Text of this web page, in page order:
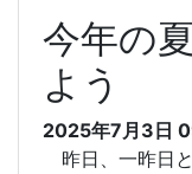
今年の
よう
2025年7月3日
昨日、一昨日